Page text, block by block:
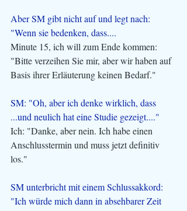
Aber SM gibt nicht auf und legt nach:
"Wenn sie bedenken, dass....
Minute 15, ich will zum Ende kommen:
"Bitte verzeihen Sie mir, aber wir haben auf
Basis ihrer Erläuterung keinen Bedarf."
SM: "Oh, aber ich denke wirklich, dass
...und neulich hat eine Studie gezeigt...."
Ich: "Danke, aber nein. Ich habe einen
Anschlusstermin und muss jetzt definitiv
los."
SM unterbricht mit einem Schlussakkord:
"Ich würde mich dann in absehbarer Zeit